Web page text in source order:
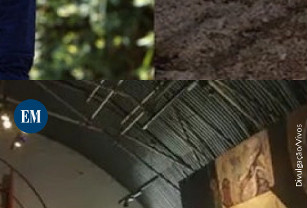
Divulgação/Vivos